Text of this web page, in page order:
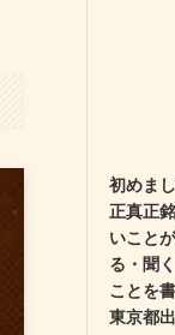
初めま
正真正
いこと
る・聞
ことを
東京都